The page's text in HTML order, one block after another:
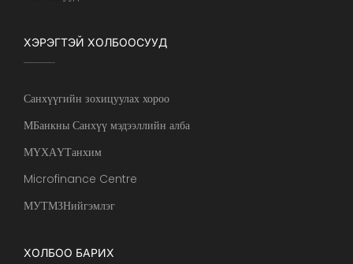
ХЭРЭГТЭЙ ХОЛБООСУУД
Санхүүгийн зохицуулах хороо
МБанкны Санхүү мэдээллийн алба
МҮХАҮТанхим
Microfinance Centre
МУТМЗНийгэмлэг
ХОЛБОО БАРИХ